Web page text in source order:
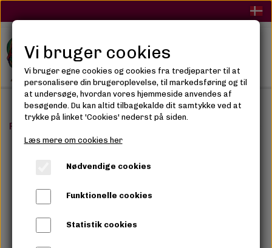
Forside
Vi bruger cookies
Vi bruger egne cookies og cookies fra tredjeparter til at
personalisere din brugeroplevelse, til markedsføring og til
at undersøge, hvordan vores hjemmeside anvendes af
besøgende. Du kan altid tilbagekalde dit samtykke ved at
trykke på linket 'Cookies' nederst på siden.
Læs mere om cookies her
Nødvendige cookies
Funktionelle cookies
Statistik cookies